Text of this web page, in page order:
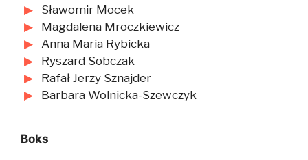
Sławomir Mocek
Magdalena Mroczkiewicz
Anna Maria Rybicka
Ryszard Sobczak
Rafał Jerzy Sznajder
Barbara Wolnicka-Szewczyk
Boks